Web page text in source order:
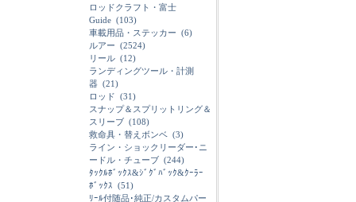
ロッドクラフト・富士
Guide (103)
車載用品・ステッカー (6)
ルアー (2524)
リール (12)
ランディングツール・計測
器 (21)
ロッド (31)
スナップ＆スプリットリング＆
スリーブ (108)
救命具・替えボンベ (3)
ライン・ショックリーダー･ニ
ードル・チューブ (244)
ﾀｯｸﾙﾎﾞｯｸｽ&ｼﾞｸﾞﾊﾞｯｸ&ｸｰﾗｰ
ﾎﾞｯｸｽ (51)
ﾘｰﾙ付随品･純正/カスタムパー